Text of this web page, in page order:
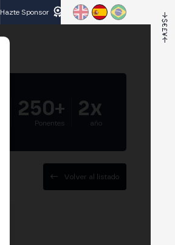
Hazte Sponsor
250+
Ponentes
2x
año
Volver al listado